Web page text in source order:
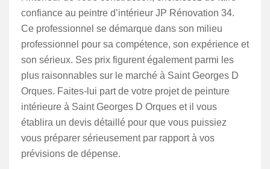
confiance au peintre d’intérieur JP Rénovation 34.
Ce professionnel se démarque dans son milieu
professionnel pour sa compétence, son expérience et
son sérieux. Ses prix figurent également parmi les
plus raisonnables sur le marché à Saint Georges D
Orques. Faites-lui part de votre projet de peinture
intérieure à Saint Georges D Orques et il vous
établira un devis détaillé pour que vous puissiez
vous préparer sérieusement par rapport à vos
prévisions de dépense.